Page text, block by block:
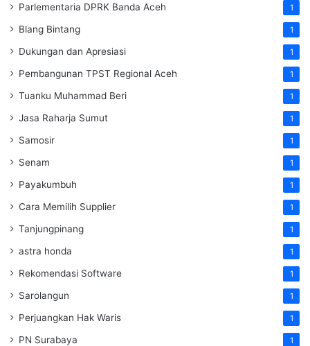
Parlementaria DPRK Banda Aceh 1
Blang Bintang 1
Dukungan dan Apresiasi 1
Pembangunan TPST Regional Aceh 1
Tuanku Muhammad Beri 1
Jasa Raharja Sumut 1
Samosir 1
Senam 1
Payakumbuh 1
Cara Memilih Supplier 1
Tanjungpinang 1
astra honda 1
Rekomendasi Software 1
Sarolangun 1
Perjuangkan Hak Waris 1
PN Surabaya 1